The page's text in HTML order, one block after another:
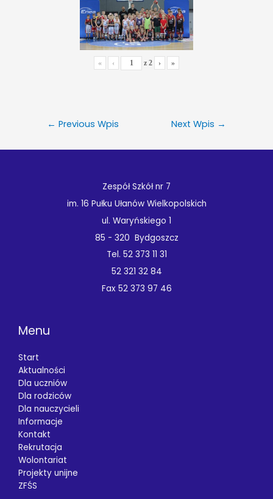
« ‹ z 2 › »
← Previous Wpis Next Wpis →
Zespół Szkół nr 7
im. 16 Pułku Ułanów Wielkopolskich
ul. Waryńskiego 1
85 - 320 Bydgoszcz
Tel. 52 373 11 31
52 321 32 84
Fax 52 373 97 46
Menu
Start
Aktualności
Dla uczniów
Dla rodziców
Dla nauczycieli
Informacje
Kontakt
Rekrutacja
Wolontariat
Projekty unijne
ZFŚS